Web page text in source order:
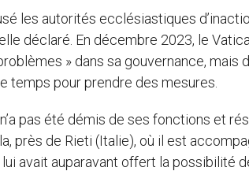
les autorités ecclésiastiques
déclaré. En décembre 2023, le
» dans sa gouvernance, mais
temps pour prendre des mesures.
pas été démis de ses fonctions et
près de Rieti (Italie), où il est
avait auparavant offert la possibilité